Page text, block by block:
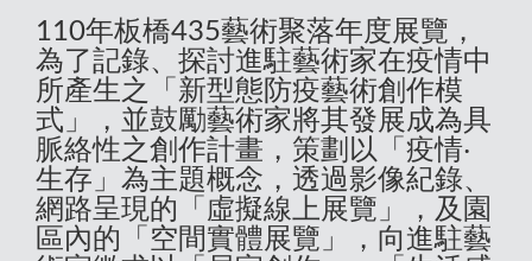
110年板橋435藝術聚落年度展覽，
為了記錄、探討進駐藝術家在疫情中
所產生之「新型態防疫藝術創作模
式」，並鼓勵藝術家將其發展成為具
脈絡性之創作計畫，策劃以「疫情‧
生存」為主題概念，透過影像紀錄、
網路呈現的「虛擬線上展覽」，及園
區內的「空間實體展覽」，向進駐藝